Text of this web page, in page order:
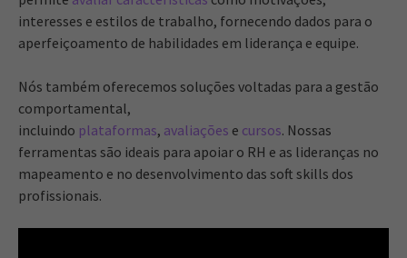
interesses e estilos de trabalho, fornecendo dados para o
aperfeiçoamento de habilidades em liderança e equipe.
Nós também oferecemos soluções voltadas para a gestão
comportamental,
incluindo plataformas, avaliações e cursos. Nossas
ferramentas são ideais para apoiar o RH e as lideranças no
mapeamento e no desenvolvimento das soft skills dos
profissionais.